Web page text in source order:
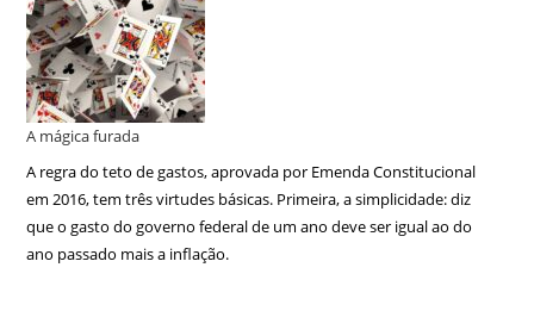
A mágica furada
A regra do teto de gastos, aprovada por Emenda Constitucional
em 2016, tem três virtudes básicas. Primeira, a simplicidade: diz
que o gasto do governo federal de um ano deve ser igual ao do
ano passado mais a inflação.